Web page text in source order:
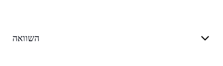
השוואה